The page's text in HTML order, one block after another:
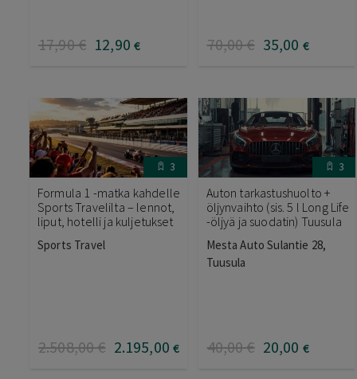
17,90€ 12,90 € 70,00€ 35,00 €
3
Formula 1 -matka kahdelle
Sports Travelilta – lennot,
liput, hotelli ja kuljetukset
Sports Travel
2.508,00€ 2.195,00 €
3
Auton tarkastushuolto +
öljynvaihto (sis. 5 l Long Life
-öljyä ja suodatin) Tuusula
Mesta Auto Sulantie 28,
Tuusula
40,00€ 20,00 €